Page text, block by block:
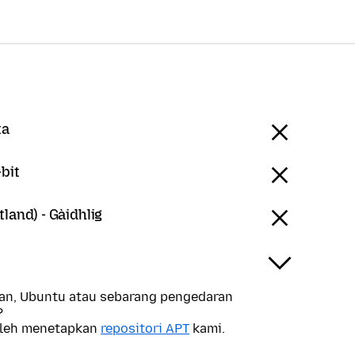
- Gàidhlig
Ubuntu atau sebarang pengedaran
menetapkan repositori APT kami.